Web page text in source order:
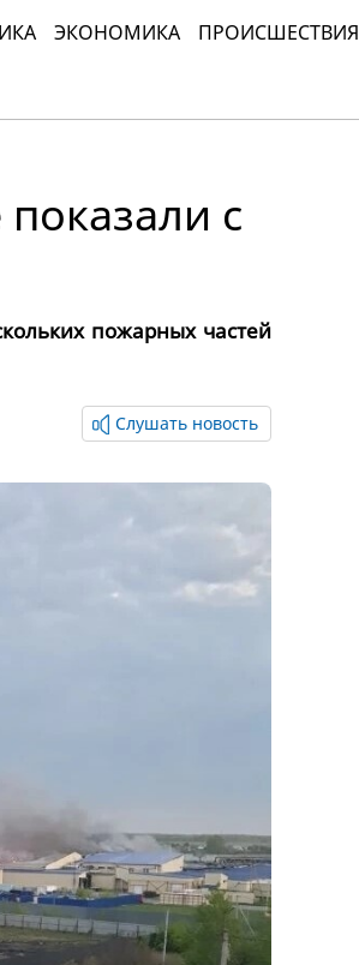
ЭКОНОМИКА ПРОИСШЕСТВИЯ
с
пожарных частей
Слушать новость